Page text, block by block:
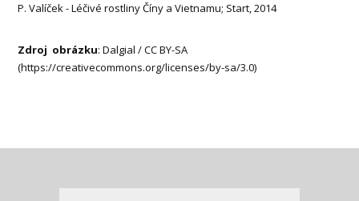
P. Valíček - Léčivé rostliny Číny a Vietnamu; Start, 2014
Zdroj obrázku: Dalgial / CC BY-SA
(https://creativecommons.org/licenses/by-sa/3.0)